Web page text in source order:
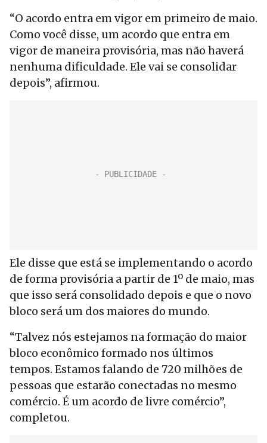
“O acordo entra em vigor em primeiro de maio.
Como você disse, um acordo que entra em
vigor de maneira provisória, mas não haverá
nenhuma dificuldade. Ele vai se consolidar
depois”, afirmou.
Ele disse que está se implementando o acordo
de forma provisória a partir de 1º de maio, mas
que isso será consolidado depois e que o novo
bloco será um dos maiores do mundo.
“Talvez nós estejamos na formação do maior
bloco econômico formado nos últimos
tempos. Estamos falando de 720 milhões de
pessoas que estarão conectadas no mesmo
comércio. É um acordo de livre comércio”,
completou.